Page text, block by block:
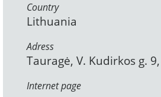
Country
Lithuania
Adress
Tauragė, V. Kudirkos g.
Internet page